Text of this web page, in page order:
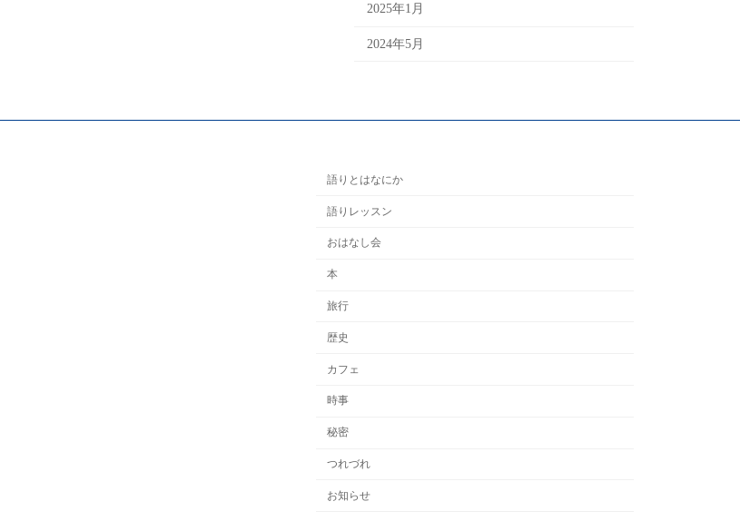
2025年1月
2024年5月
語りとはなにか
語りレッスン
おはなし会
本
旅行
歴史
カフェ
時事
秘密
つれづれ
お知らせ